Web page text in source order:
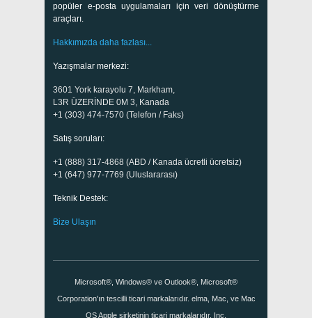
popüler e-posta uygulamaları için veri dönüştürme
araçları.
Hakkımızda daha fazlası...
Yazışmalar merkezi:
3601 York karayolu 7, Markham,
L3R ÜZERİNDE 0M 3, Kanada
+1 (303) 474-7570 (Telefon / Faks)
Satış soruları:
+1 (888) 317-4868 (ABD / Kanada ücretli ücretsiz)
+1 (647) 977-7769 (Uluslararası)
Teknik Destek:
Bize Ulaşın
Microsoft®, Windows® ve Outlook®, Microsoft®
Corporation'ın tescilli ticari markalarıdır. elma, Mac, ve Mac
OS Apple şirketinin ticari markalarıdır, Inc.